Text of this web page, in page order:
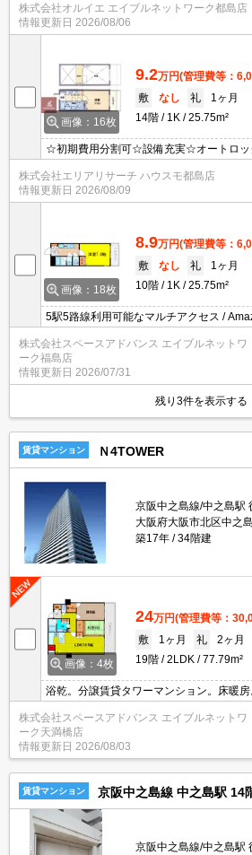
お迎えサービスも実施中です。詳しくは
島店」０１２０－０１０－７９９にお気
株式会社オルイエ エイブルネットワーク都島店
情報更新日 2026/08/06
画像：16枚
9.2万円(管理費等：
敷
なし 礼
1ヶ月
14階
1K 25.75m²
☆初期費用分割可☆設備充実☆オートロ
株式会社エリアリサーチ ハウスモ都島店
情報更新日 2026/08/09
画像：18枚
8.9万円(管理費等：
敷
なし 礼
1ヶ月
10階
1K 25.75m²
5駅5路線利用可能なマルチアクセス /
導入!! / IH2口コンロ設置物件♪
株式会社スペースアドバンス エイブルネットワ
ーク福島店
情報更新日 2026/07/31
残り3件を表示する
賃貸マンション Ｎ4TOWER
京阪中之島線/中之島駅
大阪府大阪市北区中之
築17年
34階建
画像：4枚
24万円(管理費等：
敷
1ヶ月 礼
2ヶ月
19階
2LDK 77.79m²
浴乾。分譲賃貸タワーマンション。床暖房
エイブルネットワーク天満橋店06-4790-
株式会社スペースアドバンス エイブルネットワ
ーク天満橋店
情報更新日 2026/08/03
賃貸マンション 京阪中之島線 中之島駅 14
京阪中之島線/中之島駅